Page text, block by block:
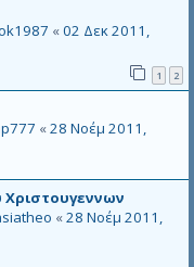
«02 Δεκ 2011,
1 2
«28 Νοέμ 2011,
«28 Νοέμ 2011,